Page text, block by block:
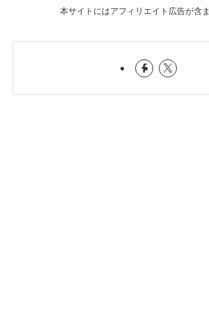
本サイトにはアフィリエイト広告が含